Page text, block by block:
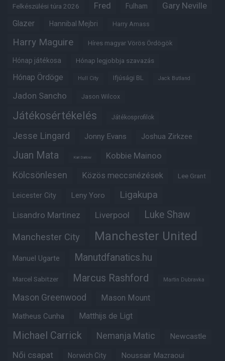
Felkészülési túra 2026 Fred Fulham Gary Neville
Glazer Hannibal Mejbri Harry Amass
Harry Maguire Híres magyar Vörös Ördögök
Hónap játékosa Hónap legjobbja szavazás
Hónap Ördöge Hull City Ifjúsági BL Jack Butland
Jadon Sancho Jason Wilcox
Játékosértékelés Játékosprofilok
Jesse Lingard Jonny Evans Joshua Zirkzee
Juan Mata Karl Darlow Kobbie Mainoo
Kölcsönlesen Közös meccsnézések Lee Grant
Leicester City Leny Yoro Ligakupa
Lisandro Martinez Liverpool Luke Shaw
Manchester City Manchester United
Manuel Ugarte Manutdfanatics.hu
Marcel Sabitzer Marcus Rashford Martin Dubravka
Mason Greenwood Mason Mount
Matheus Cunha Matthijs de Ligt
Michael Carrick Nemanja Matic Newcastle
Női csapat Norwich City Noussair Mazraoui